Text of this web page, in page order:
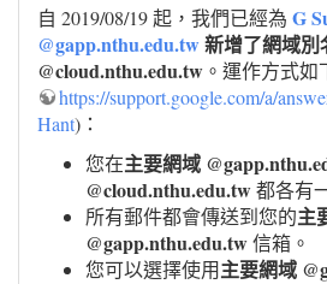
自 2019/08/19 起，我們已經為 G
@gapp.nthu.edu.tw新增了網域別
@cloud.nthu.edu.tw 。運作方式
https://support.google.com/a/
Hant)：
您在主要網域
@cloud.nthu.edu.tw都各有
所有郵件都會傳送到您的主
@gapp.nthu.edu.tw信箱。
您可以選擇使用主要網域